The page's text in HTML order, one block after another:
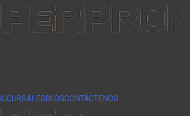
BLOGCONTÁCTENOS